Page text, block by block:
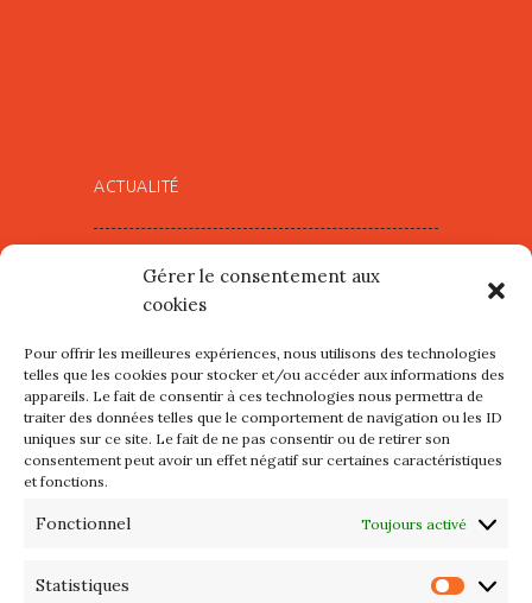
Gérer le consentement aux
cookies
Pour offrir les meilleures expériences, nous utilisons des technologies
telles que les cookies pour stocker et/ou accéder aux informations des
appareils. Le fait de consentir à ces technologies nous permettra de
traiter des données telles que le comportement de navigation ou les ID
uniques sur ce site. Le fait de ne pas consentir ou de retirer son
consentement peut avoir un effet négatif sur certaines caractéristiques
et fonctions.
Fonctionnel Toujours activé
Statistiques
ACTUALITÉ
mercredi 12 et jeudi 13 août
2026
Les petits formats du Port
d’Orange : Mercredi 22 juillet de
10h à 20h
2026 – Maison du Phare de